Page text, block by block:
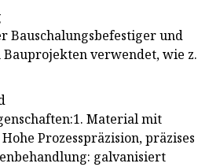
Bauschalungsbefestiger und
verwendet, wie z.
Material mit
Prozesspräzision, präzises
galvanisiert